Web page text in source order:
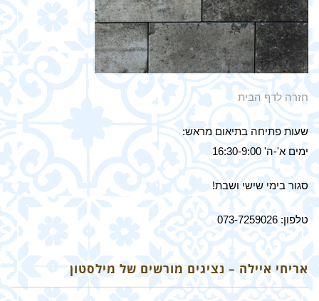
חזרה לדף הבית
שעות פתיחה בתיאום מראש:
ימים א'-ה' 16:30-9:00
סגור בימי שישי ושבת!
טלפון: 073-7259026
אריחי איילה – נציגים מורשים של מילסטון